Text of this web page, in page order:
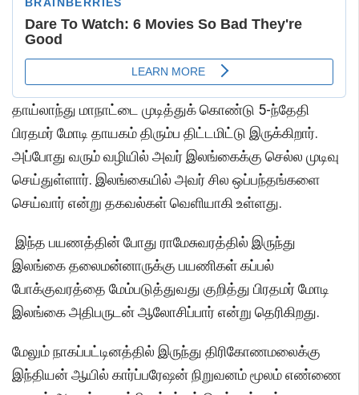
தாய்லாந்து மாநாட்டை முடித்துக் கொண்டு 5-ந்தேதி
பிரதமர் மோடி தாயகம் திரும்ப திட்டமிட்டு இருக்கிறார்.
அப்போது வரும் வழியில் அவர் இலங்கைக்கு செல்ல முடிவு
செய்துள்ளார். இலங்கையில் அவர் சில ஒப்பந்தங்களை
செய்வார் என்று தகவல்கள் வெளியாகி உள்ளது.
இந்த பயணத்தின் போது ராமேசுவரத்தில் இருந்து
இலங்கை தலைமன்னாருக்கு பயணிகள் கப்பல்
போக்குவரத்தை மேம்படுத்துவது குறித்து பிரதமர் மோடி
இலங்கை அதிபருடன் ஆலோசிப்பார் என்று தெரிகிறது.
மேலும் நாகப்பட்டினத்தில் இருந்து திரிகோணமலைக்கு
இந்தியன் ஆயில் கார்ப்பரேஷன் நிறுவனம் மூலம் எண்ணை